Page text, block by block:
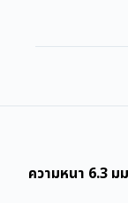
DH2,3,4
,NUS-ความหนา 6.3 ม